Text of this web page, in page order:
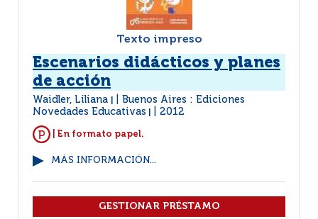
Texto impreso
Escenarios didácticos y planes
de acción
Waidler, Liliana
Buenos Aires : Ediciones
Novedades Educativas
2012
| En formato papel.
MÁS INFORMACIÓN...